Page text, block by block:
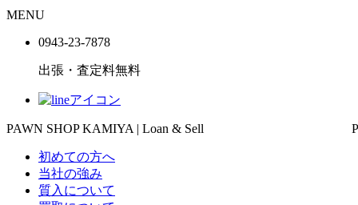
MENU
0943-23-7878
出張・査定料無料
PAWN SHOP KAMIYA | Loan & Sell
初めての方へ
当社の強み
質入について